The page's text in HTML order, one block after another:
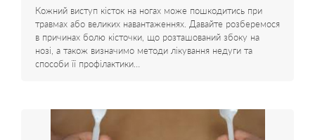
Кожний виступ кісток на ногах може пошкодитись при
травмах або великих навантаженнях. Давайте розберемося
в причинах болю кісточки, що розташований збоку на
нозі, а також визначимо методи лікування недуги та
способи її профілактики…